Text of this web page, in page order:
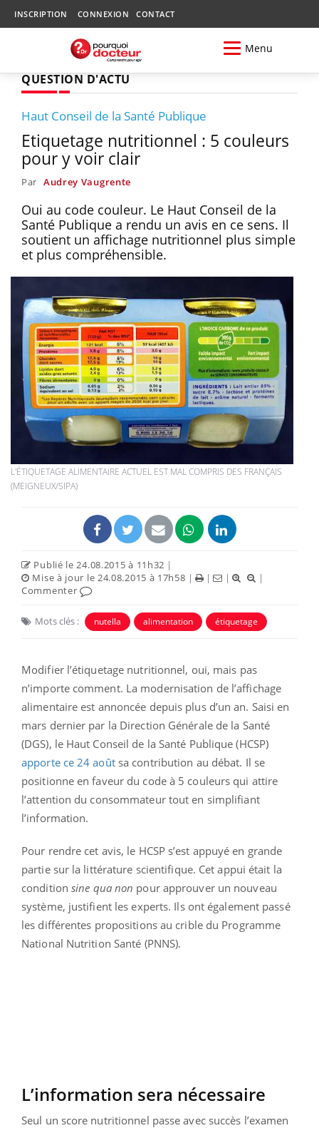
INSCRIPTION CONNEXION CONTACT
Menu
QUESTION D'ACTU
Haut Conseil de la Santé Publique
Etiquetage nutritionnel : 5 couleurs
pour y voir clair
Par Audrey Vaugrente
Oui au code couleur. Le Haut Conseil de la
Santé Publique a rendu un avis en ce sens. Il
soutient un affichage nutritionnel plus simple
et plus compréhensible.
L'ÉTIQUETAGE ALIMENTAIRE ACTUEL EST MAL COMPRIS DES FRANÇAIS
(MEIGNEUX/SIPA)
Publié le 24.08.2015 à 11h32 |
Mise à jour le 24.08.2015 à 17h58 | | |
|
Commenter
Mots clés : nutella alimentation étiquetage
Modifier l’étiquetage nutritionnel, oui, mais pas
n’importe comment. La modernisation de l’affichage
alimentaire est annoncée depuis plus d’un an. Saisi en
mars dernier par la Direction Générale de la Santé
(DGS), le Haut Conseil de la Santé Publique (HCSP)
apporte ce 24 aoûtsa contribution au débat. Il se
positionne en faveur du code à 5 couleurs qui attire
l’attention du consommateur tout en simplifiant
l’information.
Pour rendre cet avis, le HCSP s’est appuyé en grande
partie sur la littérature scientifique. Cet appui était la
condition sine qua non pour approuver un nouveau
système, justifient les experts. Ils ont également passé
les différentes propositions au crible du Programme
National Nutrition Santé (PNNS).
L’information sera nécessaire
Seul un score nutritionnel passe avec succès l’examen